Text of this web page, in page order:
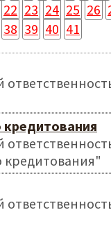
22 23 24 25 26
38 39 40 41
кредитования
кредитования"